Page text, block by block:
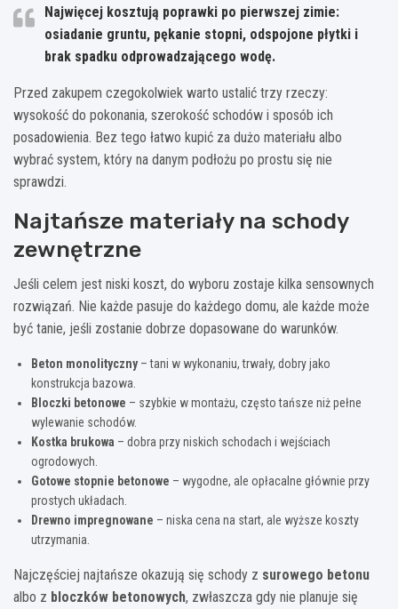
Najwięcej kosztują poprawki po pierwszej zimie:
osiadanie gruntu, pękanie stopni, odspojone płytki i
brak spadku odprowadzającego wodę.
Przed zakupem czegokolwiek warto ustalić trzy rzeczy:
wysokość do pokonania, szerokość schodów i sposób ich
posadowienia. Bez tego łatwo kupić za dużo materiału albo
wybrać system, który na danym podłożu po prostu się nie
sprawdzi.
Najtańsze materiały na schody
zewnętrzne
Jeśli celem jest niski koszt, do wyboru zostaje kilka sensownych
rozwiązań. Nie każde pasuje do każdego domu, ale każde może
być tanie, jeśli zostanie dobrze dopasowane do warunków.
Beton monolityczny– tani w wykonaniu, trwały, dobry jako
konstrukcja bazowa.
Bloczki betonowe – szybkie w montażu, często tańsze niż pełne
wylewanie schodów.
Kostka brukowa – dobra przy niskich schodach i wejściach
ogrodowych.
Gotowe stopnie betonowe – wygodne, ale opłacalne głównie przy
prostych układach.
Drewno impregnowane – niska cena na start, ale wyższe koszty
utrzymania.
Najczęściej najtańsze okazują się schody z surowego betonu
albo z bloczków betonowych, zwłaszcza gdy nie planuje się